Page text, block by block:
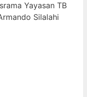
Yayasan TB
Silalahi